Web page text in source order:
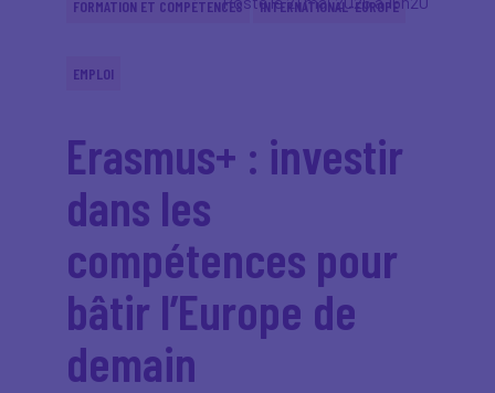
FORMATION ET COMPÉTENCES INTERNATIONAL-EUROPE
EMPLOI
Erasmus+ : investir
dans les
compétences pour
bâtir l’Europe de
demain